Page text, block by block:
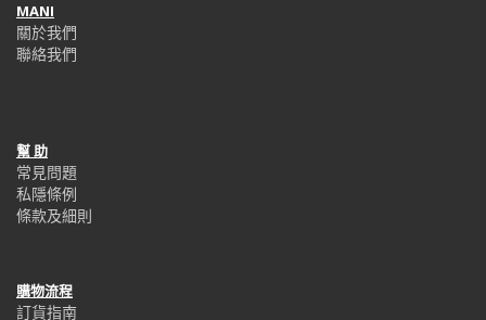
MANI
關於我們
聯絡我們
幫 助
常見問題
私隱條例
條款及細則
購物流程
訂貨指南